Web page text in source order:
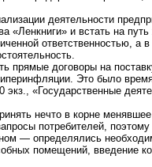
деятельности
и встать на путь
ответственностью, а в
прямые договоры на
Это было
«Государственные
нечто в корне
потребителей,
— определялись
помещений, введение